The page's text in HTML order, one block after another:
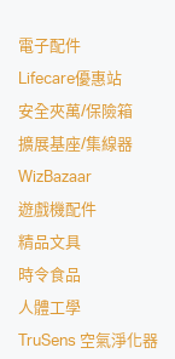
電子配件
Lifecare優惠站
安全夾萬/保險箱
擴展基座/集線器
WizBazaar
遊戲機配件
精品文具
時令食品
人體工學
TruSens 空氣淨化器